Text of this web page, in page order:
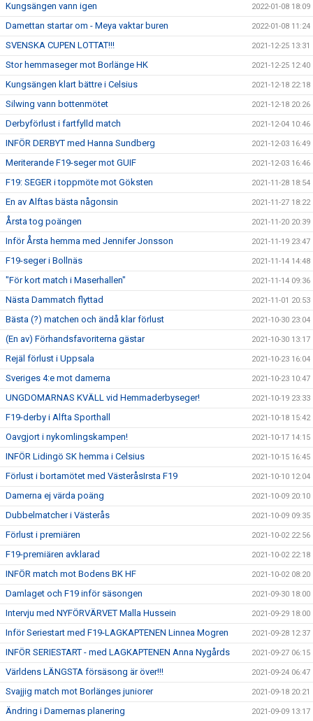
Kungsängen vann igen 2022-01-08 18:09
Damettan startar om - Meya vaktar buren 2022-01-08 11:24
SVENSKA CUPEN LOTTAT!!! 2021-12-25 13:31
Stor hemmaseger mot Borlänge HK 2021-12-25 12:40
Kungsängen klart bättre i Celsius 2021-12-18 22:18
Silwing vann bottenmötet 2021-12-18 20:26
Derbyförlust i fartfylld match 2021-12-04 10:46
INFÖR DERBYT med Hanna Sundberg 2021-12-03 16:49
Meriterande F19-seger mot GUIF 2021-12-03 16:46
F19: SEGER i toppmöte mot Göksten 2021-11-28 18:54
En av Alftas bästa någonsin 2021-11-27 18:22
Årsta tog poängen 2021-11-20 20:39
Inför Årsta hemma med Jennifer Jonsson 2021-11-19 23:47
F19-seger i Bollnäs 2021-11-14 14:48
"För kort match i Maserhallen" 2021-11-14 09:36
Nästa Dammatch flyttad 2021-11-01 20:53
Bästa (?) matchen och ändå klar förlust 2021-10-30 23:04
(En av) Förhandsfavoriterna gästar 2021-10-30 13:17
Rejäl förlust i Uppsala 2021-10-23 16:04
Sveriges 4:e mot damerna 2021-10-23 10:47
UNGDOMARNAS KVÄLL vid Hemmaderbyseger! 2021-10-19 23:33
F19-derby i Alfta Sporthall 2021-10-18 15:42
Oavgjort i nykomlingskampen! 2021-10-17 14:15
INFÖR Lidingö SK hemma i Celsius 2021-10-15 16:45
Förlust i bortamötet med VästeråsIrsta F19 2021-10-10 12:04
Damerna ej värda poäng 2021-10-09 20:10
Dubbelmatcher i Västerås 2021-10-09 09:35
Förlust i premiären 2021-10-02 22:56
F19-premiären avklarad 2021-10-02 22:18
INFÖR match mot Bodens BK HF 2021-10-02 08:20
Damlaget och F19 inför säsongen 2021-09-30 18:00
Intervju med NYFÖRVÄRVET Malla Hussein 2021-09-29 18:00
Inför Seriestart med F19-LAGKAPTENEN Linnea Mogren 2021-09-28 12:37
INFÖR SERIESTART - med LAGKAPTENEN Anna Nygårds 2021-09-27 06:15
Världens LÄNGSTA försäsong är över!!! 2021-09-24 06:47
Svajjig match mot Borlänges juniorer 2021-09-18 20:21
Ändring i Damernas planering 2021-09-09 13:17